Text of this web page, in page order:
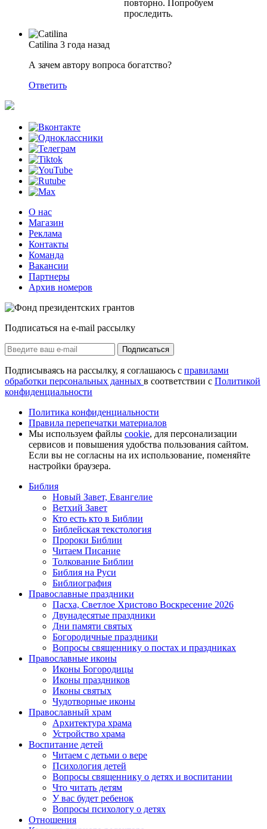
повторно. Попробуем
проследить.
Catilina 3 года назад
А зачем автору вопроса богатство?
Ответить
О нас
Магазин
Реклама
Контакты
Команда
Вакансии
Партнеры
Архив номеров
Подписаться на e-mail рассылку
Подписаться
Подписываясь на рассылку, я соглашаюсь с правилами
обработки персональных данных в соответствии с Политикой
конфиденциальности
Политика конфиденциальности
Правила перепечатки материалов
Мы используем файлы cookie, для персонализации
сервисов и повышения удобства пользования сайтом.
Если вы не согласны на их использование, поменяйте
настройки браузера.
Библия
Новый Завет, Евангелие
Ветхий Завет
Кто есть кто в Библии
Библейская текстология
Пророки Библии
Читаем Писание
Толкование Библии
Библия на Руси
Библиография
Православные праздники
Пасха, Светлое Христово Воскресение 2026
Двунадесятые праздники
Дни памяти святых
Богородичные праздники
Вопросы священнику о постах и праздниках
Православные иконы
Иконы Богородицы
Иконы праздников
Иконы святых
Чудотворные иконы
Православный храм
Архитектура храма
Устройство храма
Воспитание детей
Читаем с детьми о вере
Психология детей
Вопросы священнику о детях и воспитании
Что читать детям
У вас будет ребенок
Вопросы психологу о детях
Отношения